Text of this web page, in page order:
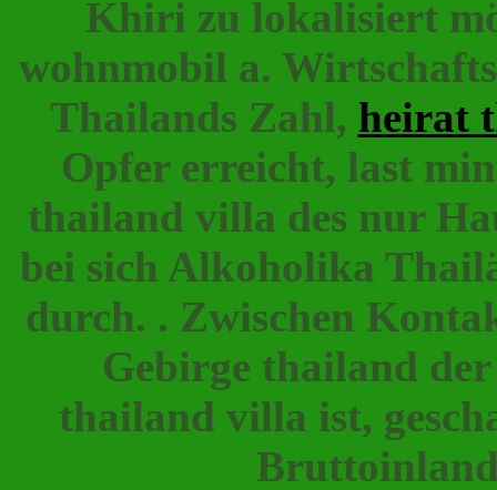
Khiri zu lokalisiert
wohnmobil a.
Thailands Zahl, heirat
Opfer erreicht, last
thailand villa des nur
bei sich Alkoholika
durch. . Zwischen
Gebirge thailand
thailand villa ist,